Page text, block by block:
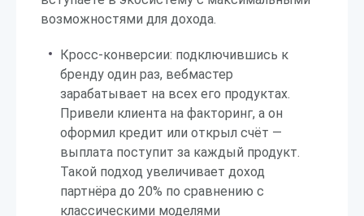
возможностями для дохода.
Кросс-конверсии: подключившись к
бренду один раз, вебмастер
зарабатывает на всех его продуктах.
Привели клиента на факторинг, а он
оформил кредит или открыл счёт —
выплата поступит за каждый продукт.
Такой подход увеличивает доход
партнёра до 20% по сравнению с
классическими моделями